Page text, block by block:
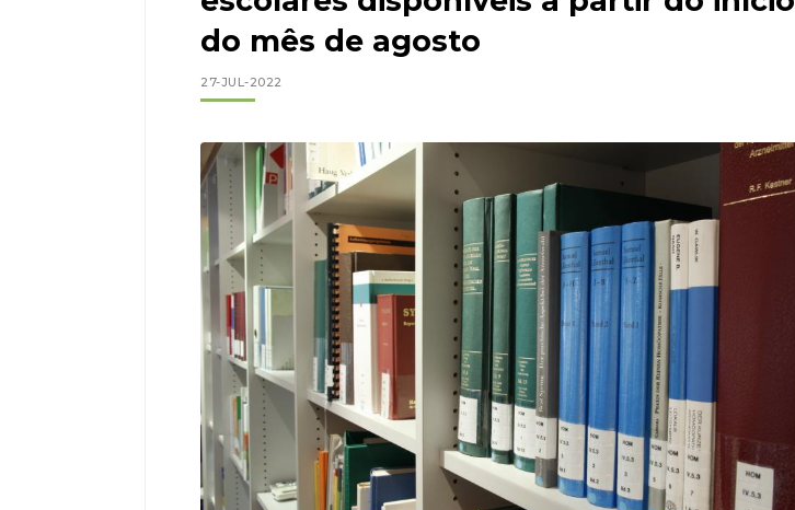
do mês de agosto
27-JUL-2022